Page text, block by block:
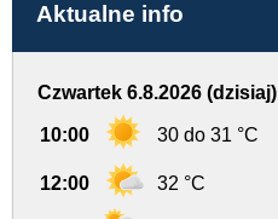
Aktualne info
Czwartek 6.8.2026 (dzisiaj)
10:00 30 do 31 °C
12:00 32 °C